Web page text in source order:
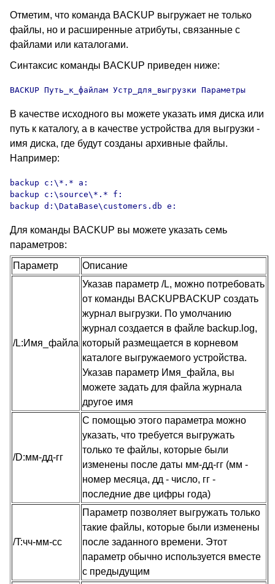
Отметим, что команда BACKUP выгружает не только
файлы, но и расширенные атрибуты, связанные с
файлами или каталогами.
Синтаксис команды BACKUP приведен ниже:
BACKUP Путь_к_файлам Устр_для_выгрузки Параметры
В качестве исходного вы можете указать имя диска или
путь к каталогу, а в качестве устройства для выгрузки -
имя диска, где будут созданы архивные файлы.
Например:
backup c:\*.* a:
backup c:\source\*.* f:
backup d:\DataBase\customers.db e:
Для команды BACKUP вы можете указать семь
параметров:
Параметр
Описание
/L:Имя_файла
Указав параметр /L, можно потребовать
от команды BACKUPBACKUP создать
журнал выгрузки. По умолчанию
журнал создается в файле backup.log,
который размещается в корневом
каталоге выгружаемого устройства.
Указав параметр Имя_файла, вы
можете задать для файла журнала
другое имя
/D:мм-дд-гг
С помощью этого параметра можно
указать, что требуется выгружать
только те файлы, которые были
изменены после даты мм-дд-гг (мм -
номер месяца, дд - число, гг -
последние две цифры года)
/T:чч-мм-сс
Параметр позволяет выгружать только
такие файлы, которые были изменены
после заданного времени. Этот
параметр обычно используется вместе
с предыдущим